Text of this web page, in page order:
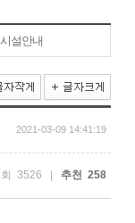
시설안내
2021-03-09 14:41:19
회 3526 | 추천 258